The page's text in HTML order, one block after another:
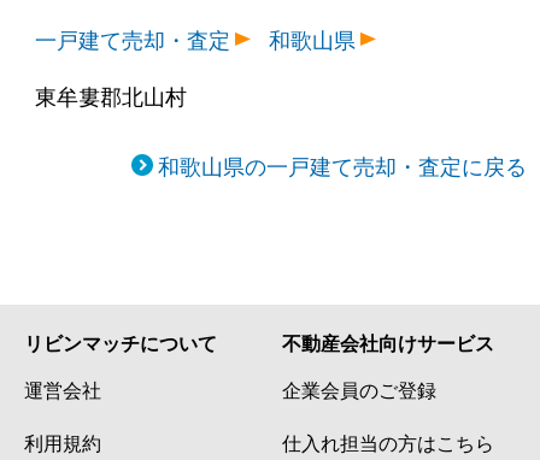
一戸建て売却・査定
和歌山県
東牟婁郡北山村
和歌山県の一戸建て売却・査定に戻る
リビンマッチについて
運営会社
利用規約
不動産会社向けサービス
企業会員のご登録
仕入れ担当の方はこちら